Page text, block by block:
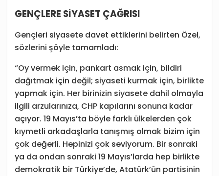
GENÇLERE SİYASET ÇAĞRISI
Gençleri siyasete davet ettiklerini belirten Özel,
sözlerini şöyle tamamladı:
“Oy vermek için, pankart asmak için, bildiri
dağıtmak için değil; siyaseti kurmak için, birlikte
yapmak için. Her birinizin siyasete dahil olmayla
ilgili arzularınıza, CHP kapılarını sonuna kadar
açıyor. 19 Mayıs’ta böyle farklı ülkelerden çok
kıymetli arkadaşlarla tanışmış olmak bizim için
çok değerli. Hepinizi çok seviyorum. Bir sonraki
ya da ondan sonraki 19 Mayıs’larda hep birlikte
demokratik bir Türkiye’de, Atatürk’ün partisinin